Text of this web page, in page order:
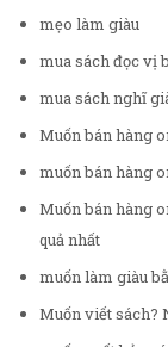
mẹo làm giàu
mua sách đọc vị
mua sách nghĩ
Muốn bán hàng
muốn bán hàng
Muốn bán hàng
quả nhất
muốn làm giàu
Muốn viết sách?